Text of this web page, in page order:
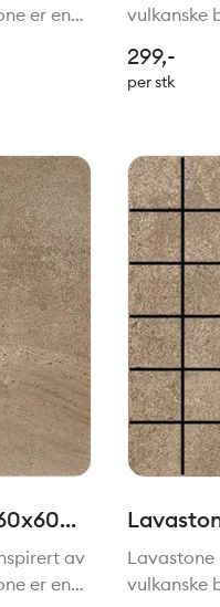
er en
et
vulkanske
i
naturlig og
299,-
per stk
av
er en
5x5/
vulkanske